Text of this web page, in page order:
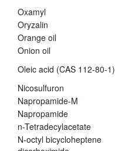
Oxamyl
Oryzalin
Orange oil
Onion oil
Oleic acid (CAS 112-80-1)
Nicosulfuron
Napropamide-M
Napropamide
n-Tetradecylacetate
N-octyl bicycloheptene